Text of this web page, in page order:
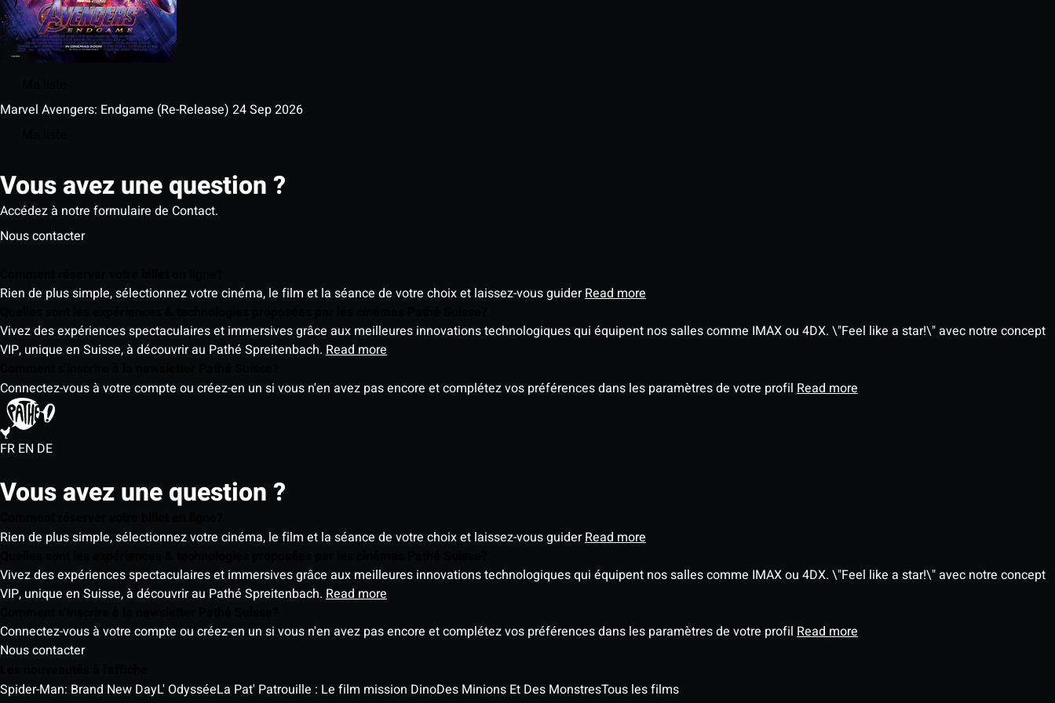
Marvel Avengers: Endgame (Re-Release) 24 Sep 2026
Vous avez une question ?
Accédez à notre formulaire de Contact.
Nous contacter
Rien de plus simple, sélectionnez votre cinéma, le film et la séance de votre choix et laissez-vous guiderRead more
Vivez des expériences spectaculaires et immersives grâce aux meilleures innovations technologiques qui équipent nos salles comme IMAX ou 4DX. \"Feel like a star!\" avec notre concept
VIP, unique en Suisse, à découvrir au Pathé Spreitenbach. Read more
Connectez-vous à votre compte ou créez-en un si vous n'en avez pas encore et complétez vos préférences dans les paramètres de votre profil Read more
FR EN DE
Vous avez une question ?
Rien de plus simple, sélectionnez votre cinéma, le film et la séance de votre choix et laissez-vous guiderRead more
Vivez des expériences spectaculaires et immersives grâce aux meilleures innovations technologiques qui équipent nos salles comme IMAX ou 4DX. \"Feel like a star!\" avec notre concept
VIP, unique en Suisse, à découvrir au Pathé Spreitenbach. Read more
Connectez-vous à votre compte ou créez-en un si vous n'en avez pas encore et complétez vos préférences dans les paramètres de votre profil Read more
Nous contacter
Spider-Man: Brand New DayL' OdysséeLa Pat' Patrouille : Le film mission DinoDes Minions Et Des MonstresTous les films